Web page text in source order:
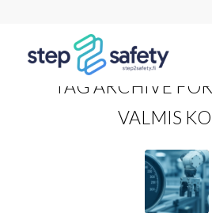
TAG ARCHIVE
VALMIS